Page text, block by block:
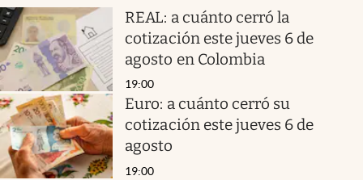
REAL: a cuánto cerró la
cotización este jueves 6 de
agosto en Colombia
19:00
Euro: a cuánto cerró su
cotización este jueves 6 de
agosto
19:00